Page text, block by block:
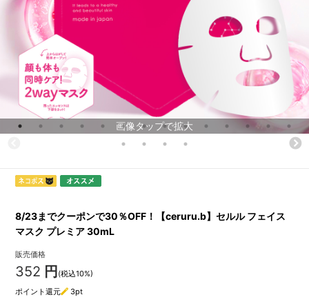
画像タップで拡大
8/23までクーポンで30％OFF！【ceruru.b】セルル フェイス
マスク プレミア 30mL
販売価格
352 円 (税込10%)
ポイント還元
3pt